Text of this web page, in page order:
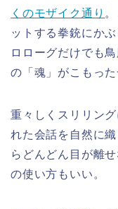
くのモザイク通り
ットする拳銃にか
ロローグだけでも
の「魂」がこもった
重々しくスリリン
れた会話を自然に
らどんどん目が離
の使い方もいい。